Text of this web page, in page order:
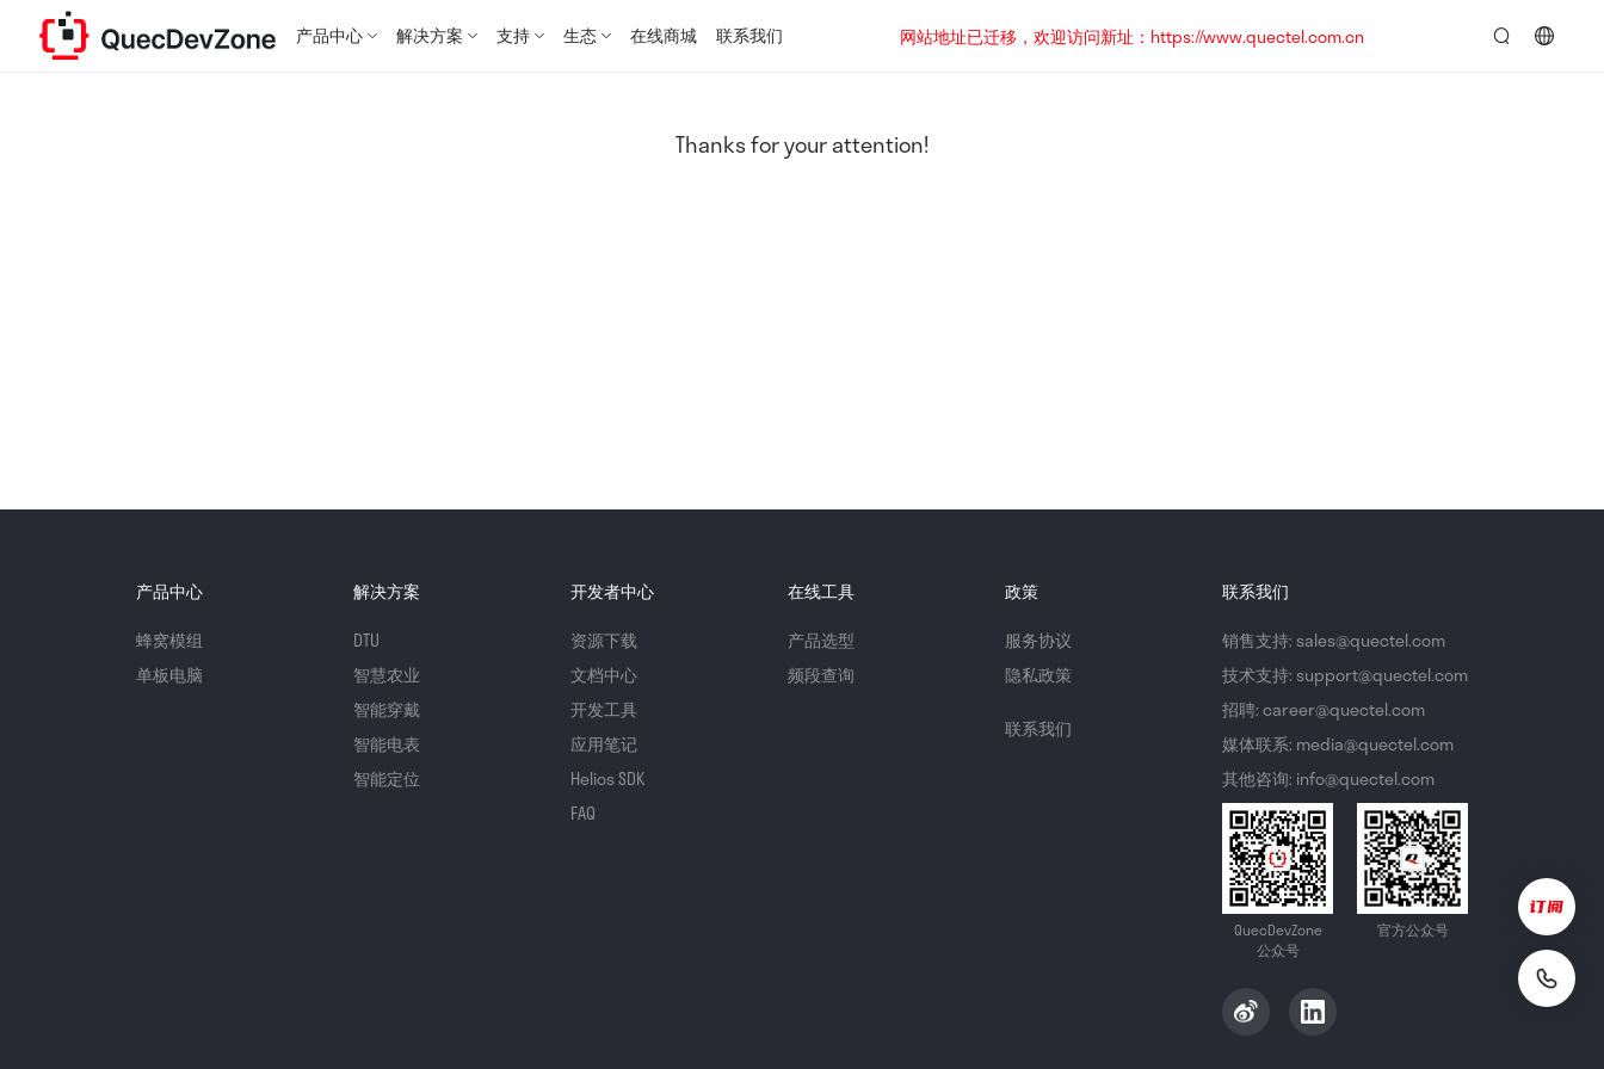
产品中心 解决方案 支持 生态 在线商城 联系我们
网站地址已迁移，欢迎访问新址：https://www.quectel.com.cn
Thanks for your attention!
产品中心
蜂窝模组
单板电脑
解决方案
DTU
智慧农业
智能穿戴
智能电表
智能定位
开发者中心
资源下载
文档中心
开发工具
应用笔记
Helios SDK
FAQ
在线工具
产品选型
频段查询
政策
服务协议
隐私政策
联系我们
联系我们
销售支持: sales@quectel.com
技术支持: support@quectel.com
招聘: career@quectel.com
媒体联系: media@quectel.com
其他咨询: info@quectel.com
QuecDevZone
公众号
官方公众号